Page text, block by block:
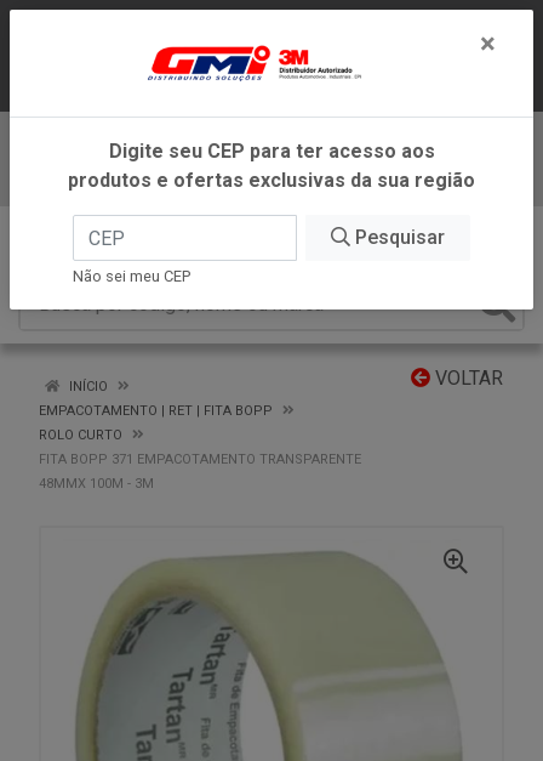
ATENDIMENTO DENTRO DO ESTADO DE
MINAS GERAIS.
Baixe já nosso APP
VOLTAR
INÍCIO
EMPACOTAMENTO | RET | FITA BOPP
ROLO CURTO
FITA BOPP 371 EMPACOTAMENTO TRANSPARENTE
48MMX 100M - 3M
×
Digite seu CEP para ter acesso aos
produtos e ofertas exclusivas da sua região
Pesquisar
Não sei meu CEP